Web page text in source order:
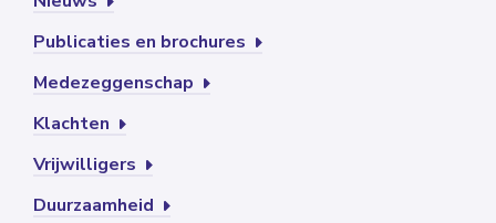
Publicaties en brochures
Medezeggenschap
Klachten
Vrijwilligers
Duurzaamheid